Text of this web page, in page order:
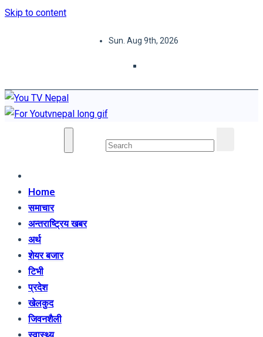
Skip to content
Sun. Aug 9th, 2026
Home
समाचार
अन्तराष्ट्रिय खबर
अर्थ
शेयर बजार
टिभी
प्रदेश
खेलकुद
जिवनशैली
स्वास्थ्य